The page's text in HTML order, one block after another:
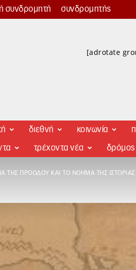
συνδρομητή συνδρομητής
[adrotate
διεθνή κοινωνία
τρέχοντα νέα δρόμος
ΤΗΣ ΠΡΟΌΔΟΥ ΚΑΙ ΤΟ ΝΌΗΜΑ ΤΗΣ ΙΣΤΟΡΊΑΣ